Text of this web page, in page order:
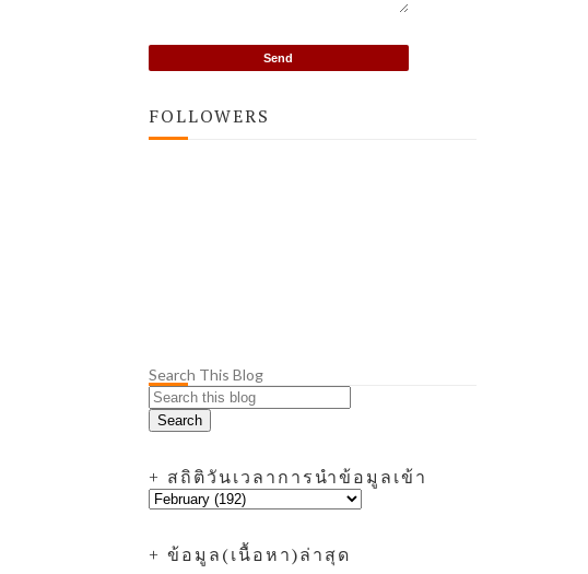
FOLLOWERS
Search This Blog
+ สถิติวันเวลาการนำข้อมูลเข้า
+ ข้อมูล(เนื้อหา)ล่าสุด